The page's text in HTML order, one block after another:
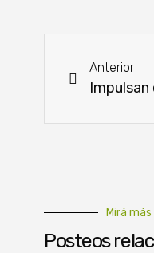
Anterior
Mirá más
Posteos